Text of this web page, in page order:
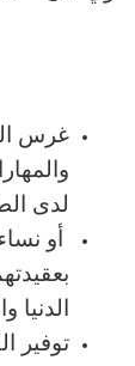
غرس
لدى
أو
الدنيا
توفير